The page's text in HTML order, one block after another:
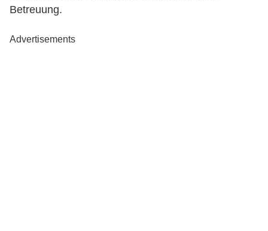
Betreuung.
Advertisements